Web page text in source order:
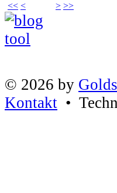
<< < > >>
© 2026 by
Kontakt •